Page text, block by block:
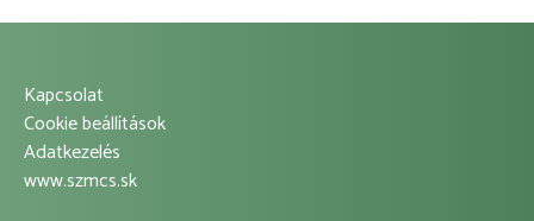
Footer
Left
Kapcsolat
Cookie beállítások
Adatkezelés
www.szmcs.sk